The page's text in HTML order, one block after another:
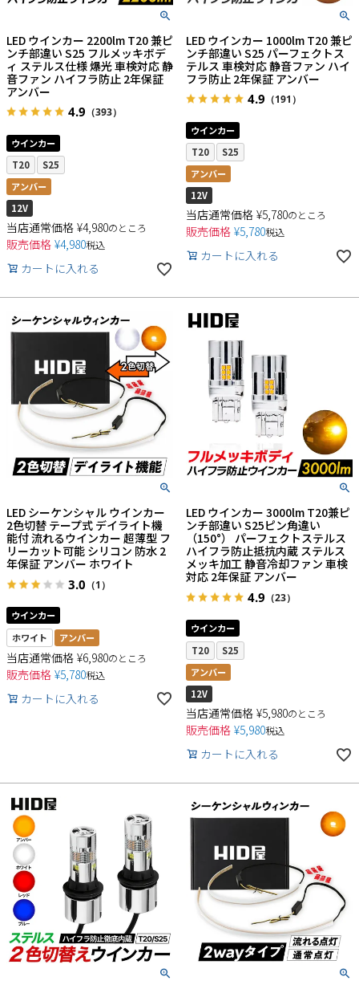
LED ウインカー 2200lm T20 兼ピ
ンチ部違い S25 フルメッキボデ
ィ ステルス仕様 爆光 車検対応 静
音ファン ハイフラ防止 2年保証
アンバー
4.9 （393）
ウインカー
T20
S25
アンバー
12V
当店通常価格 ¥4,980のところ
販売価格 ¥4,980税込
カートに入れる
LED ウインカー 1000lm T20 兼ピ
ンチ部違い S25 パーフェクトス
テルス 車検対応 静音ファン ハイ
フラ防止 2年保証 アンバー
4.9 （191）
ウインカー
T20
S25
アンバー
12V
当店通常価格 ¥5,780のところ
販売価格 ¥5,780税込
カートに入れる
LED シーケンシャル ウインカー
2色切替 テープ式 デイライト機
能付 流れるウインカー 超薄型 フ
リーカット可能 シリコン 防水 2
年保証 アンバー ホワイト
3.0 （1）
ウインカー
ホワイト
アンバー
当店通常価格 ¥6,980のところ
販売価格 ¥5,780税込
カートに入れる
LED ウインカー 3000lm T20兼ピ
ンチ部違い S25ピン角違い
（150°） パーフェクトステルス
ハイフラ防止抵抗内蔵 ステルス
メッキ加工 静音冷却ファン 車検
対応 2年保証 アンバー
4.9 （23）
ウインカー
T20
S25
アンバー
12V
当店通常価格 ¥5,980のところ
販売価格 ¥5,980税込
カートに入れる